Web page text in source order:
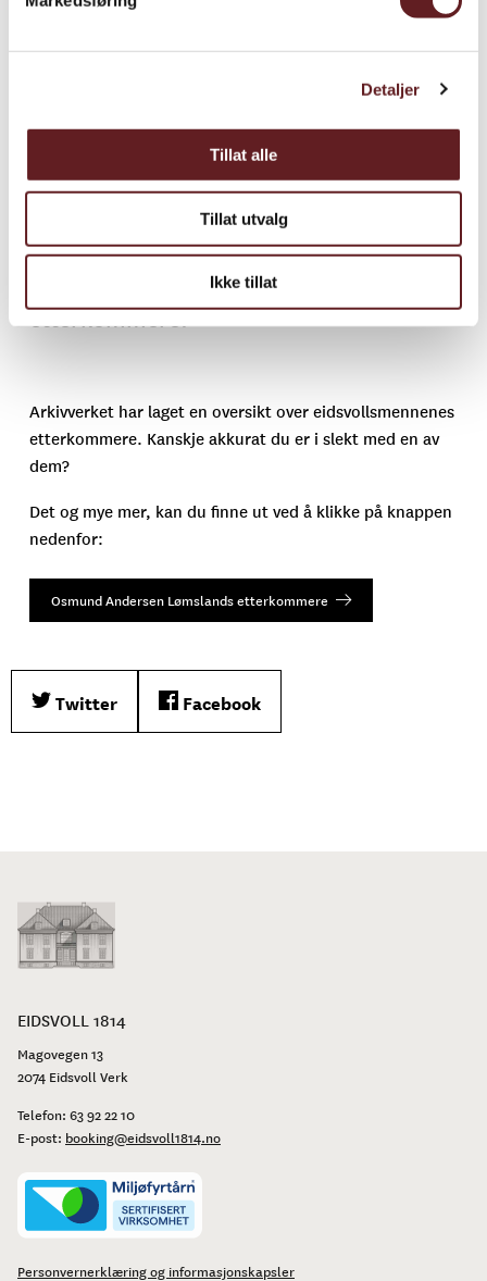
Detaljer
Tillat alle
Tillat utvalg
Ikke tillat
Osmund Andersen Lømslands
etterkommere:
Arkivverket har laget en oversikt over eidsvollsmennenes
etterkommere. Kanskje akkurat du er i slekt med en av
dem?
Det og mye mer, kan du finne ut ved å klikke på knappen
nedenfor:
Osmund Andersen Lømslands etterkommere
Twitter Facebook
EIDSVOLL 1814
Magovegen 13
2074 Eidsvoll Verk
Telefon: 63 92 22 10
E-post: booking@eidsvoll1814.no
Personvernerklæring og informasjonskapsler